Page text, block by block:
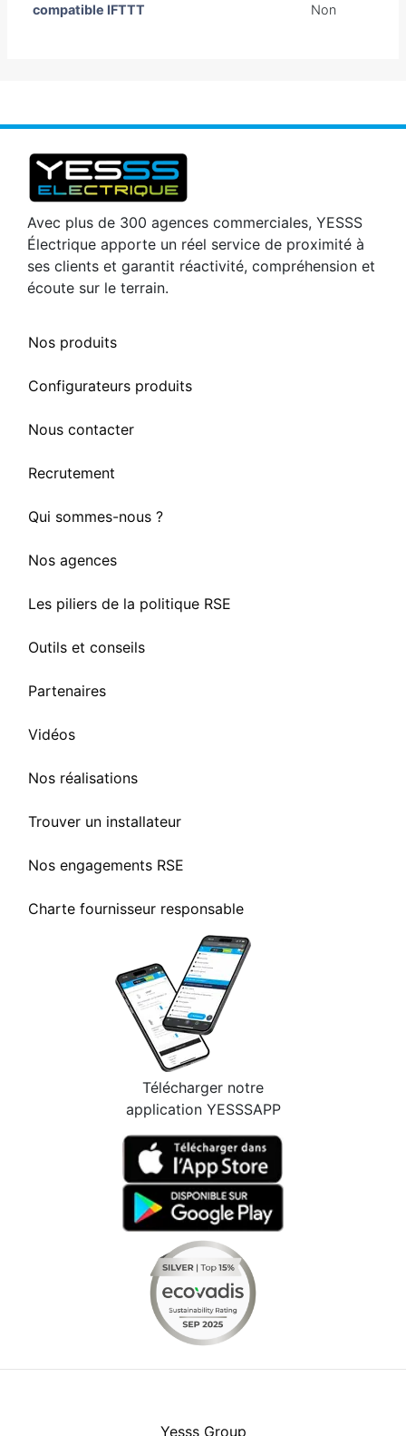
compatible IFTTT Non
Avec plus de 300 agences commerciales, YESSS
Électrique apporte un réel service de proximité à
ses clients et garantit réactivité, compréhension et
écoute sur le terrain.
Nos produits
Configurateurs produits
Nous contacter
Recrutement
Qui sommes-nous ?
Nos agences
Les piliers de la politique RSE
Outils et conseils
Partenaires
Vidéos
Nos réalisations
Trouver un installateur
Nos engagements RSE
Charte fournisseur responsable
Télécharger notre
application YESSSAPP
Yesss Group